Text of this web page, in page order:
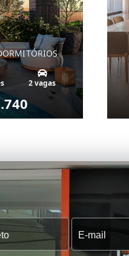
2 vagas